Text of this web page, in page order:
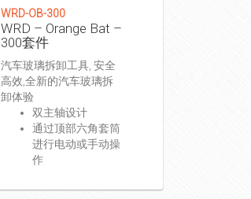
WRD-OB-300
WRD – Orange Bat –
300套件
汽车玻璃拆卸工具, 安全
高效,全新的汽车玻璃拆
卸体验
双主轴设计
通过顶部六角套筒
进行电动或手动操
作